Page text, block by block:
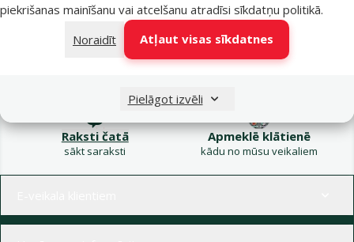
piekrišanas mainīšanu vai atcelšanu atradīsi sīkdatņu politikā.
Noraidīt
Atļaut visas sīkdatnes
Pielāgot izvēli
Raksti čatā
sākt saraksti
Apmeklē klātienē
kādu no mūsu veikaliem